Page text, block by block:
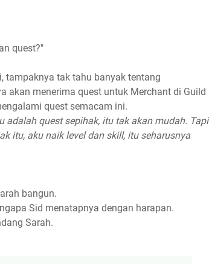
quest?"
tampaknya tak tahu banyak tentang
akan menerima quest untuk Merchant di Guild
quest semacam ini.
adalah quest sepihak, itu tak akan mudah. Tapi
itu, aku naik level dan skill, itu seharusnya
bangun.
Sid menatapnya dengan harapan.
Sarah.